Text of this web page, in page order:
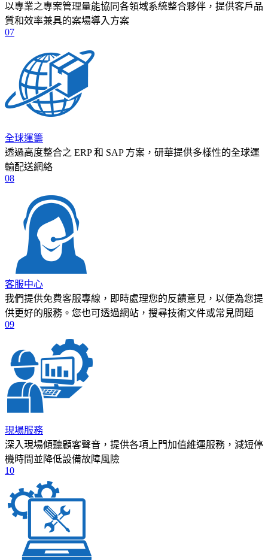
以專業之專案管理量能協同各領域系統整合夥伴，提供客戶品
質和效率兼具的案場導入方案
07
全球運籌
透過高度整合之 ERP 和 SAP 方案，研華提供多樣性的全球運
輸配送網絡
08
客服中心
我們提供免費客服專線，即時處理您的反饋意見，以便為您提
供更好的服務。您也可透過網站，搜尋技術文件或常見問題
09
現場服務
深入現場傾聽顧客聲音，提供各項上門加值維運服務，減短停
機時間並降低設備故障風險
10